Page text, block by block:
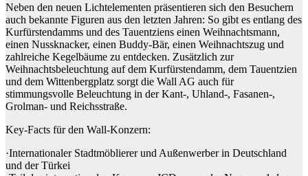
Neben den neuen Lichtelementen präsentieren sich den Besuchern
auch bekannte Figuren aus den letzten Jahren: So gibt es entlang des
Kurfürstendamms und des Tauentziens einen Weihnachtsmann,
einen Nussknacker, einen Buddy-Bär, einen Weihnachtszug und
zahlreiche Kegelbäume zu entdecken. Zusätzlich zur
Weihnachtsbeleuchtung auf dem Kurfürstendamm, dem Tauentzien
und dem Wittenbergplatz sorgt die Wall AG auch für
stimmungsvolle Beleuchtung in der Kant-, Uhland-, Fasanen-,
Grolman- und Reichsstraße.
Key-Facts für den Wall-Konzern:
·Internationaler Stadtmöblierer und Außenwerber in Deutschland
und der Türkei